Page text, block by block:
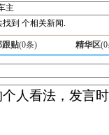
找到 个相关新闻.
跟贴(0条) 精华区(0